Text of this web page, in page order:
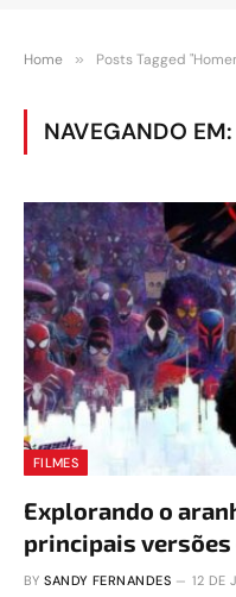
Home » Posts Tagged
NAVEGANDO EM:
FILMES
Explorando o
principais versões
BY SANDY FERNANDES 12 DE